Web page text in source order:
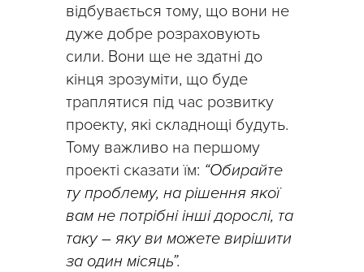
відбувається тому, що вони не
дуже добре розраховують
сили. Вони ще не здатні до
кінця зрозуміти, що буде
траплятися під час розвитку
проекту, які складнощі будуть.
Тому важливо на першому
проекті сказати їм: “Обирайте
ту проблему, на рішення якої
вам не потрібні інші дорослі, та
таку – яку ви можете вирішити
за один місяць”.